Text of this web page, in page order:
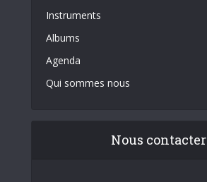
Instruments
Albums
Agenda
Qui sommes nous
Nous contacter